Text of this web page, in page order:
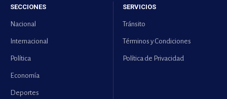
SECCIONES
Nacional
Internacional
Política
Economía
Deportes
SERVICIOS
Tránsito
Términos y Condiciones
Política de Privacidad